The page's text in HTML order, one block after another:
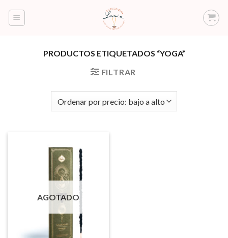
PRODUCTOS ETIQUETADOS “YOGA”
FILTRAR
AGOTADO